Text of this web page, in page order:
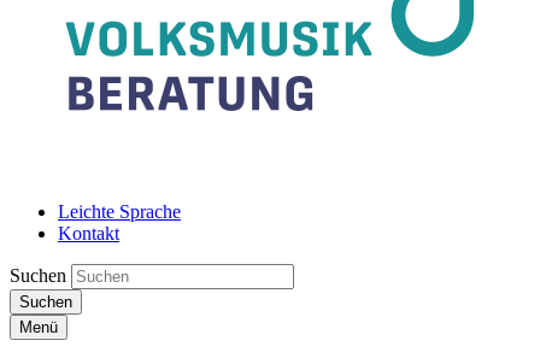
Leichte Sprache
Kontakt
Suchen
Suchen
Menü